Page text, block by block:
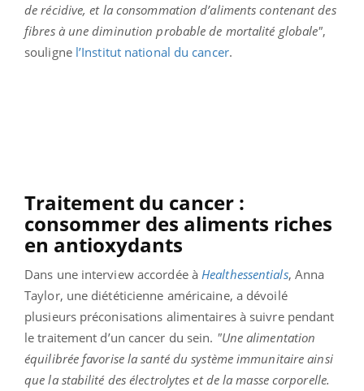
de récidive, et la consommation d’aliments contenant des
fibres à une diminution probable de mortalité globale",
soulignel’Institut national du cancer.
Traitement du cancer :
consommer des aliments riches
en antioxydants
Dans une interview accordée à Healthessentials, Anna
Taylor, une diététicienne américaine, a dévoilé
plusieurs préconisations alimentaires à suivre pendant
le traitement d’un cancer du sein. "Une alimentation
équilibrée favorise la santé du système immunitaire ainsi
que la stabilité des électrolytes et de la masse corporelle.